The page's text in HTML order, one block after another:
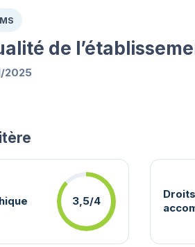
de
2025
3,5/4